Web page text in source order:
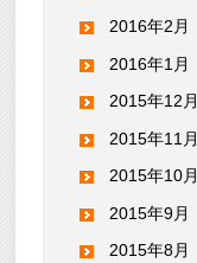
2016年2月
2016年1月
2015年12月
2015年11月
2015年10月
2015年9月
2015年8月